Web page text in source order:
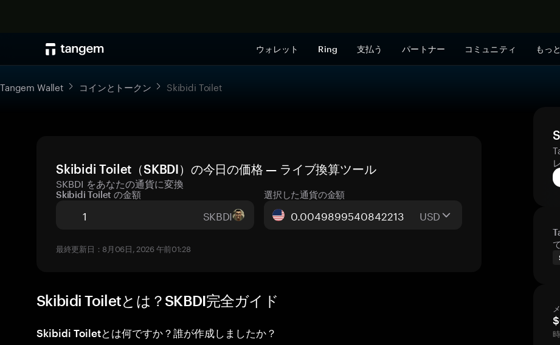
ウォレット Ring 支払う パートナー コミュニティ もっと
Tangem Wallet コインとトークン Skibidi Toilet
Skibidi Toilet（SKBDI）の今日の価格 — ライブ換算ツール
SKBDI をあなたの通貨に変換
Skibidi Toilet の金額
SKBDI
選択した通貨の金額
USD
最終更新日：8月06日, 2026 午前01:28
Skibidi Toiletとは？SKBDI完全ガイド
Skibidi Toiletとは何ですか？誰が作成しましたか？